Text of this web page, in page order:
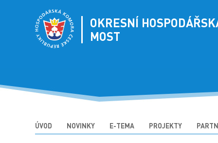
OKRESNÍ
MOST
ÚVOD NOVINKY E-TEMA PROJEKTY